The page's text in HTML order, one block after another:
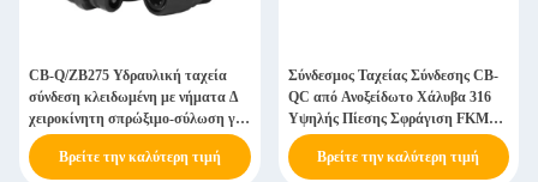
CB-Q/ZB275 Υδραυλική ταχεία
σύνδεση κλειδωμένη με νήματα ∆
χειροκίνητη σπρώξιμο-σύλωση για
εφαρμογές χαμηλής πίεσης
Βρείτε την καλύτερη τιμή
Σύνδεσμος Ταχείας Σύνδεσης CB-
QC από Ανοξείδωτο Χάλυβα 316
Υψηλής Πίεσης Σφράγιση FKM
Συμβατό με Swagelok
Βρείτε την καλύτερη τιμή